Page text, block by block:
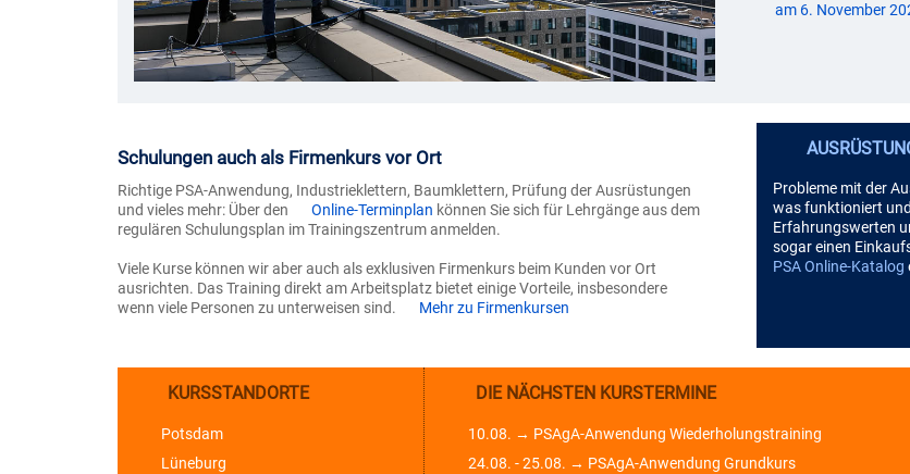
am 6. November
Schulungen auch als Firmenkurs vor Ort
Richtige PSA-Anwendung, Industrieklettern, Baumklettern, Prüfung der Ausrüstungen
und vieles mehr: Über den
Online-Terminplan können Sie sich für Lehrgänge aus dem
regulären Schulungsplan im Trainingszentrum anmelden.
Viele Kurse können wir aber auch als exklusiven Firmenkurs beim Kunden vor Ort
ausrichten. Das Training direkt am Arbeitsplatz bietet einige Vorteile, insbesondere
wenn viele Personen zu unterweisen sind.
Mehr zu Firmenkursen
Probleme mit der
was funktioniert
Erfahrungswerten
sogar einen
PSA Online-Katalog
KURSSTANDORTE
Potsdam
Lüneburg
DIE NÄCHSTEN KURSTERMINE
10.08. → PSAgA-Anwendung Wiederholungstraining
24.08. - 25.08. → PSAgA-Anwendung Grundkurs